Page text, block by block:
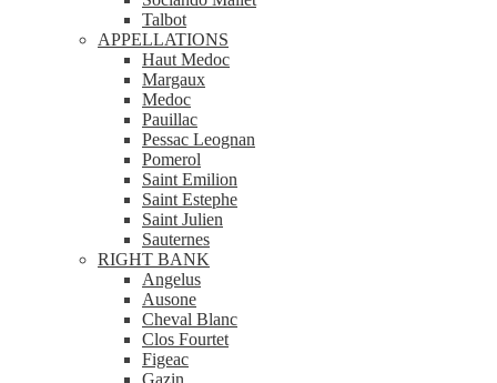
Talbot
APPELLATIONS
Haut Medoc
Margaux
Medoc
Pauillac
Pessac Leognan
Pomerol
Saint Emilion
Saint Estephe
Saint Julien
Sauternes
RIGHT BANK
Angelus
Ausone
Cheval Blanc
Clos Fourtet
Figeac
Gazin